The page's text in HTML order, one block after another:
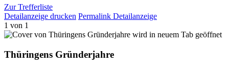
Zur Trefferliste
Detailanzeige drucken Permalink Detailanzeige
1 von 1
wird in neuem Tab geöffnet
Thüringens Gründerjahre